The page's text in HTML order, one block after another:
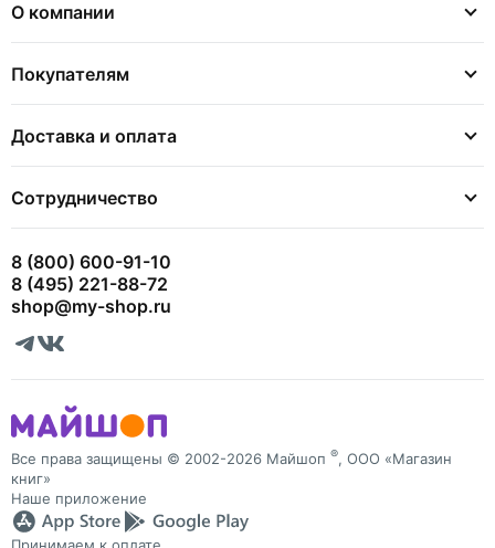
О компании
Покупателям
Доставка и оплата
Сотрудничество
8 (800) 600-91-10
8 (495) 221-88-72
shop@my-shop.ru
Все права защищены © 2002-2026 Майшоп ®, ООО «Магазин
книг»
Наше приложение